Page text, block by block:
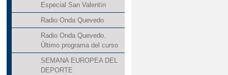
Especial San Valentín
Radio Onda Quevedo
Radio Onda Quevedo.
Último programa del curso
SEMANA EUROPEA DEL
DEPORTE